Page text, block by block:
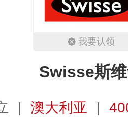
我要认领
Swisse斯
澳大利亚